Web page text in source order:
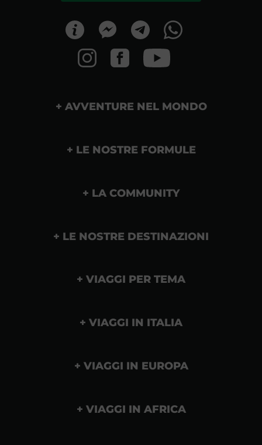
AVVENTURE NEL MONDO
LE NOSTRE FORMULE
LA COMMUNITY
LE NOSTRE DESTINAZIONI
VIAGGI PER TEMA
VIAGGI IN ITALIA
VIAGGI IN EUROPA
VIAGGI IN AFRICA